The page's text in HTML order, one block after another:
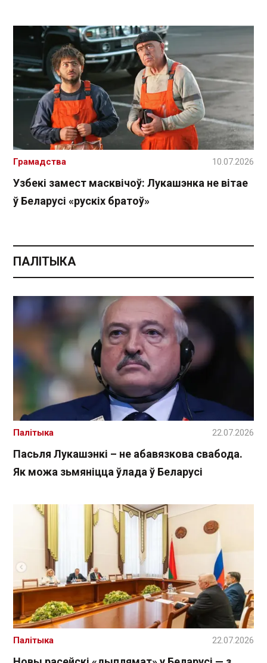
Узбекі замест масквічоў: Лукашэнка не вітае
ў Беларусі «рускіх братоў»
Грамадства 10.07.2026
ПАЛІТЫКА
Пасьля Лукашэнкі – не абавязкова свабода.
Як можа зьмяніцца ўлада ў Беларусі
Палітыка 22.07.2026
Палітыка 22.07.2026